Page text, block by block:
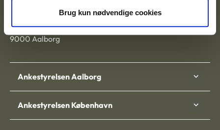
Brug kun nødvendige cookies
Nytorv 7, 2. sal
9000 Aalborg
Ankestyrelsen Aalborg
Ankestyrelsen København